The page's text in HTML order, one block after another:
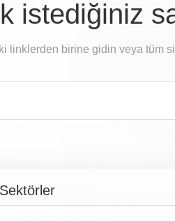
istediğiniz
linklerden birine gidin veya tüm
Sektörler